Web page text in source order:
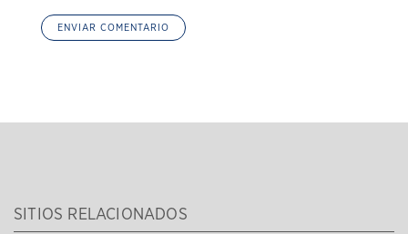
SITIOS RELACIONADOS